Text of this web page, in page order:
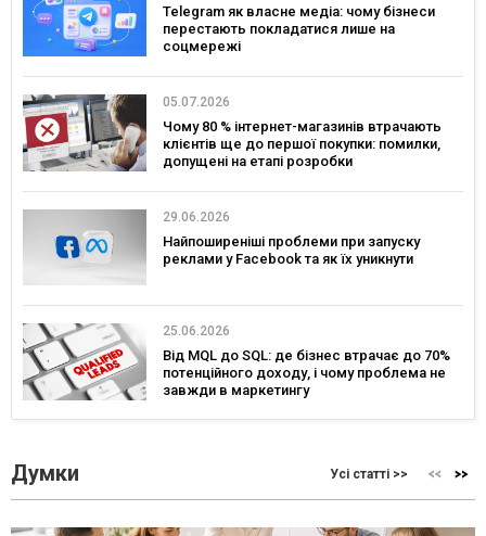
Telegram як власне медіа: чому бізнеси
перестають покладатися лише на
соцмережі
05.07.2026
Чому 80 % інтернет-магазинів втрачають
клієнтів ще до першої покупки: помилки,
допущені на етапі розробки
29.06.2026
Найпоширеніші проблеми при запуску
реклами у Facebook та як їх уникнути
25.06.2026
Від MQL до SQL: де бізнес втрачає до 70%
потенційного доходу, і чому проблема не
завжди в маркетингу
Думки Усі статті >>